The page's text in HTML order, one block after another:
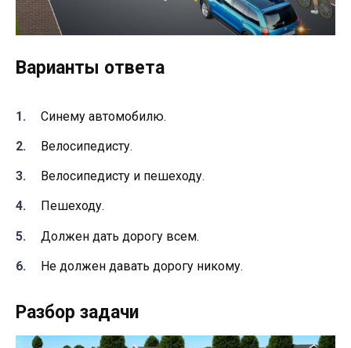
Варианты ответа
Синему автомобилю.
Велосипедисту.
Велосипедисту и пешеходу.
Пешеходу.
Должен дать дорогу всем.
Не должен давать дорогу никому.
Разбор задачи